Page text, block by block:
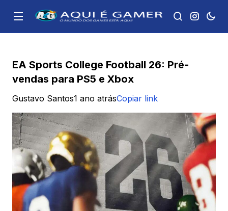
EA Sports College Football 26: Pré-
vendas para PS5 e Xbox
Gustavo Santos1 ano atrásCopiar link